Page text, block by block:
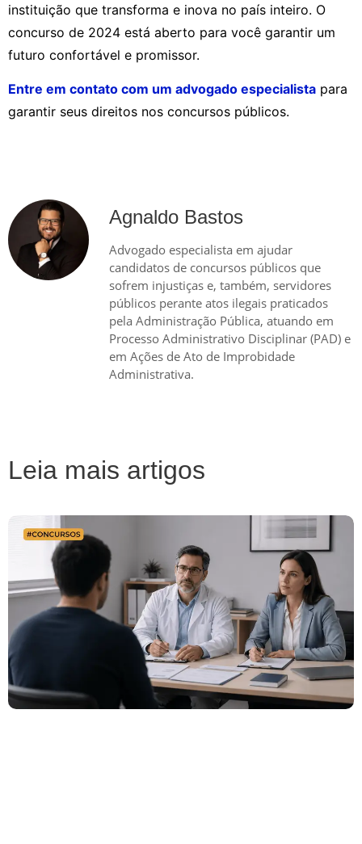
instituição que transforma e inova no país inteiro. O
concurso de 2024 está aberto para você garantir um
futuro confortável e promissor.
Entre em contato com um advogado especialista para
garantir seus direitos nos concursos públicos.
Agnaldo Bastos
Advogado especialista em ajudar
candidatos de concursos públicos que
sofrem injustiças e, também, servidores
públicos perante atos ilegais praticados
pela Administração Pública, atuando em
Processo Administrativo Disciplinar (PAD) e
em Ações de Ato de Improbidade
Administrativa.
Leia mais artigos